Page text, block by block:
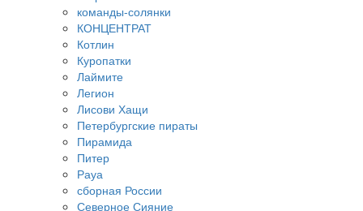
команды-солянки
КОНЦЕНТРАТ
Котлин
Куропатки
Лаймите
Легион
Лисови Хащи
Петербургские пираты
Пирамида
Питер
Рауа
сборная России
Северное Сияние